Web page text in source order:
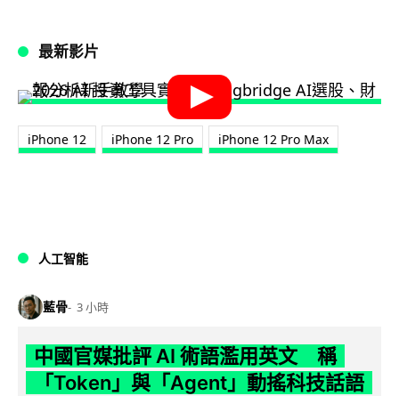
最新影片
iPhone 12 iPhone 12 Pro iPhone 12 Pro Max
人工智能
藍骨 3 小時
中國官媒批評 AI 術語濫用英文 稱
「Token」與「Agent」動搖科技話語